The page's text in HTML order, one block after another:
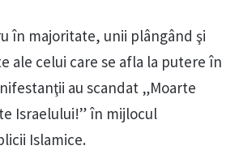
în majoritate, unii plângând şi
ale celui care se afla la putere în
au scandat „Moarte
Israelului!” în mijlocul
Islamice.